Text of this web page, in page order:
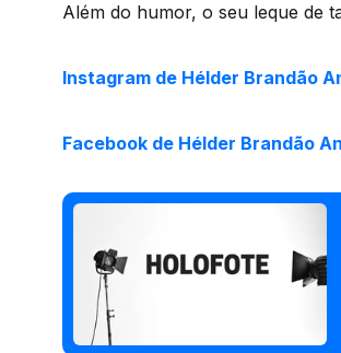
Além do humor, o seu leque de
Instagram de Hélder Brandão
Facebook de Hélder Brandão